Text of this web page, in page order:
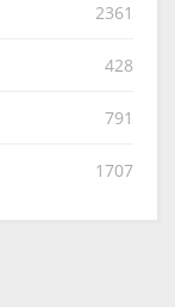
2361
428
791
1707